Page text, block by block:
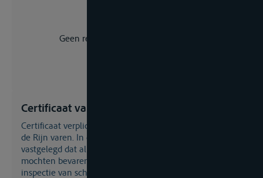
Geen resultaat voor uw zoekopdracht.
Certificaat van onderzoek
Certificaat verplicht voor schepen die beroepsmatig op
de Rijn varen. In de
vastgelegd dat alleen deugdelijke schepen de Rijn
mochten bevaren. Hiermee ontstond de internationale
inspectie van schepen en het Certificaat van Onderzoek